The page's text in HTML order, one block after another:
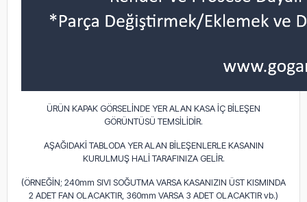
ÜRÜN KAPAK GÖRSELİNDE YER ALAN KASA İÇ BİLEŞEN
GÖRÜNTÜSÜ TEMSİLİDİR.
AŞAĞIDAKİ TABLODA YER ALAN BİLEŞENLERLE KASANIN
KURULMUŞ HALİ TARAFINIZA GELİR.
(ÖRNEĞİN; 240mm SIVI SOĞUTMA VARSA KASANIZIN ÜST KISMINDA
2 ADET FAN OLACAKTIR, 360mm VARSA 3 ADET OLACAKTIR vb.)